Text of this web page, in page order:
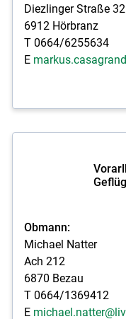
Diezlinger Straße
6912 Hörbranz
T 0664/6255634
E
Obmann:
Michael Natter
Ach 212
6870 Bezau
T 0664/1369412
E